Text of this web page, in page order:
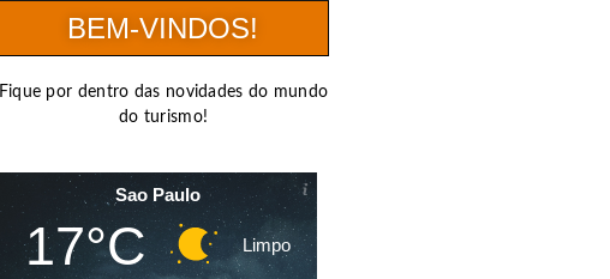
BEM-VINDOS!
Fique por dentro das novidades do mundo
do turismo!
Sao Paulo
17°C Limpo